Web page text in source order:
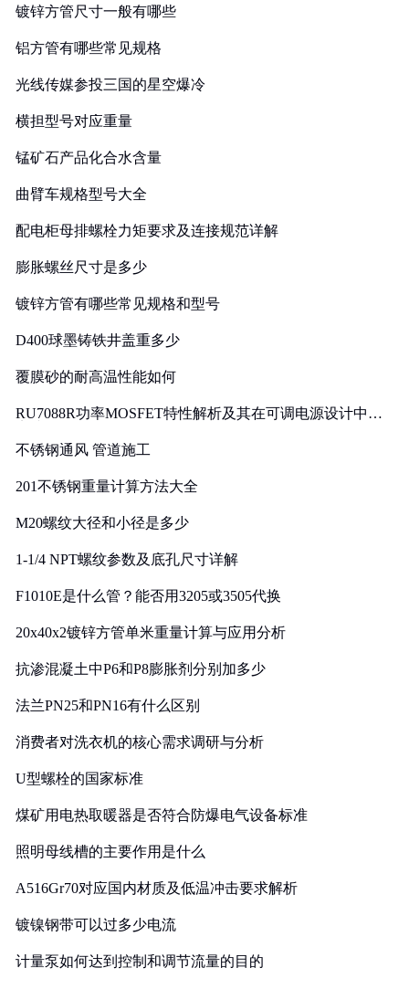
镀锌方管尺寸一般有哪些
铝方管有哪些常见规格
光线传媒参投三国的星空爆冷
横担型号对应重量
锰矿石产品化合水含量
曲臂车规格型号大全
配电柜母排螺栓力矩要求及连接规范详解
膨胀螺丝尺寸是多少
镀锌方管有哪些常见规格和型号
D400球墨铸铁井盖重多少
覆膜砂的耐高温性能如何
RU7088R功率MOSFET特性解析及其在可调电源设计中的
不锈钢通风 管道施工
201不锈钢重量计算方法大全
M20螺纹大径和小径是多少
1-1/4 NPT螺纹参数及底孔尺寸详解
F1010E是什么管？能否用3205或3505代换
20x40x2镀锌方管单米重量计算与应用分析
抗渗混凝土中P6和P8膨胀剂分别加多少
法兰PN25和PN16有什么区别
消费者对洗衣机的核心需求调研与分析
U型螺栓的国家标准
煤矿用电热取暖器是否符合防爆电气设备标准
照明母线槽的主要作用是什么
A516Gr70对应国内材质及低温冲击要求解析
镀镍钢带可以过多少电流
计量泵如何达到控制和调节流量的目的